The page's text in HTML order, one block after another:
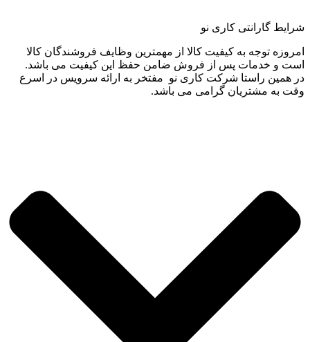
شرایط گارانتی کاری نو
امروزه توجه به کیفیت کالا از مهمترین وظایف فروشندگان کالا
است و خدمات پس از فروش ضامن حفظ این کیفیت می باشد.
در همین راستا شرکت کاری نو مفتخر به ارائه سرویس در اسرع
وقت به مشتریان گرامی می باشد.